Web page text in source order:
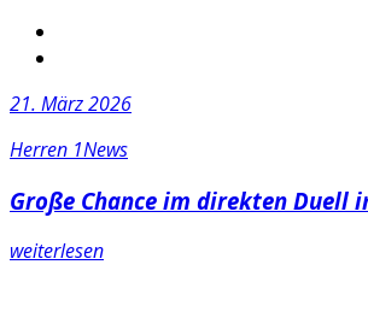
21. März 2026
Herren 1News
Große Chance im direkten Duell
weiterlesen